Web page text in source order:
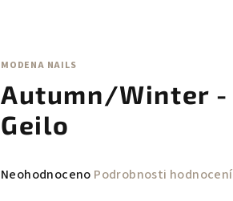
MODENA NAILS
Autumn/Winter -
Geilo
Průměrné
Neohodnoceno Podrobnosti hodnocení